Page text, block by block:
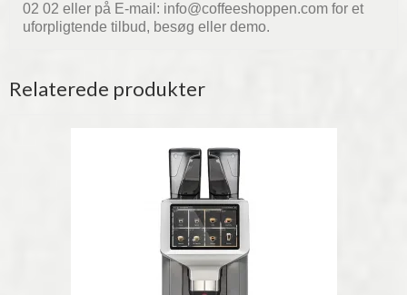
02 02 eller på E-mail: info@coffeeshoppen.com for et
uforpligtende tilbud, besøg eller demo.
Relaterede produkter